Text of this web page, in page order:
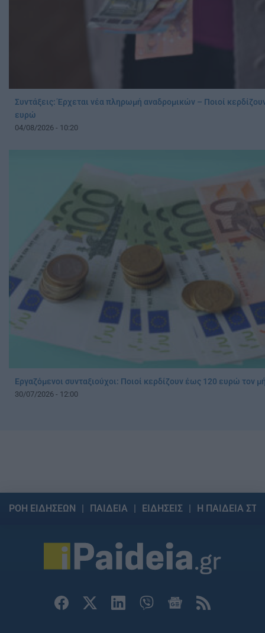
Συντάξεις: Έρχεται νέα πληρωμή αναδρομικών – Ποιοί
ευρώ
04/08/2026 - 10:20
Εργαζόμενοι συνταξιούχοι: Ποιοί κερδίζουν έως 120 ευρώ τον
30/07/2026 - 12:00
ΡΟΗ ΕΙΔΗΣΕΩΝ ΠΑΙΔΕΙΑ ΕΙΔΗΣΕΙΣ Η ΠΑΙΔΕΙΑ